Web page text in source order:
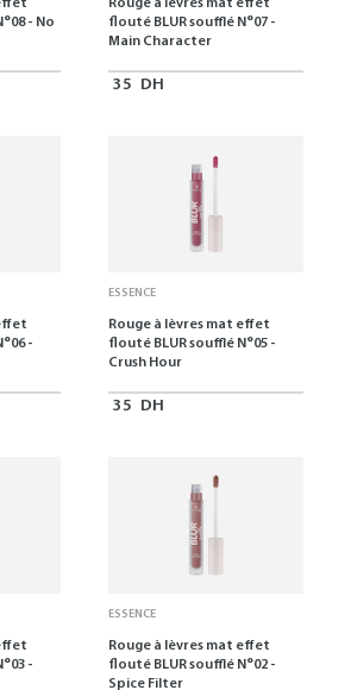
- No
Rouge à lèvres mat effet
flouté BLUR soufflé N°07 -
Main Character
35 DH
-
ESSENCE
Rouge à lèvres mat effet
flouté BLUR soufflé N°05 -
Crush Hour
35 DH
-
ESSENCE
Rouge à lèvres mat effet
flouté BLUR soufflé N°02 -
Spice Filter